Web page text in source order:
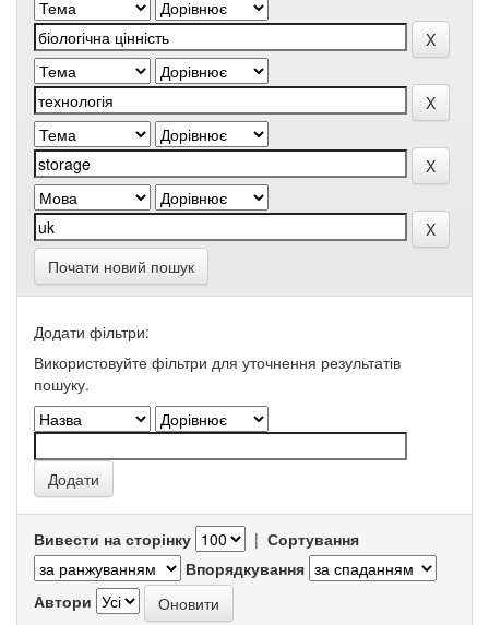
Почати новий пошук
Додати фільтри:
Використовуйте фільтри для уточнення результатів
пошуку.
Вивести на сторінку | Сортування
Впорядкування
Автори